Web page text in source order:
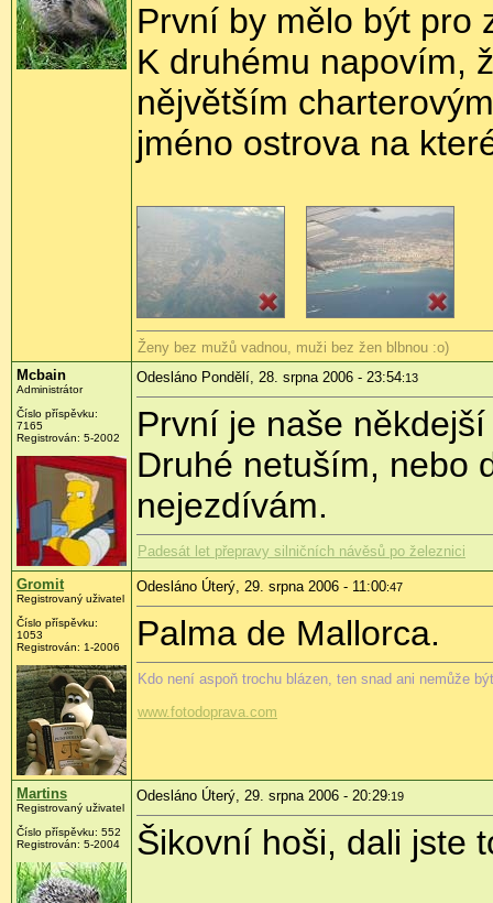
První by mělo být pro
K druhému napovím,
nějvětším
jméno ostrova na
Ženy bez mužů vadnou, muži bez žen blbnou :o)
Mcbain
Administrátor
Číslo příspěvku:
7165
Registrován: 5-2002
Odesláno Pondělí, 28. srpna 2006 - 23:54:13
První je naše
Druhé netuším, nebo
nejezdívám.
Padesát let přepravy silničních návěsů po železnici
Gromit
Registrovaný uživatel
Číslo příspěvku:
1053
Registrován: 1-2006
Odesláno Úterý, 29. srpna 2006 - 11:00:47
Palma de Mallorca.
Kdo není aspoň trochu blázen, ten snad ani nemůže
www.fotodoprava.com
Martins
Registrovaný uživatel
Číslo příspěvku: 552
Registrován: 5-2004
Odesláno Úterý, 29. srpna 2006 - 20:29:19
Šikovní hoši, dali jste